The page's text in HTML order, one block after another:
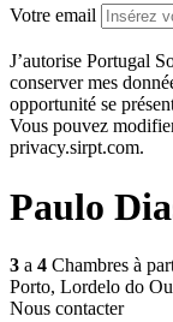
Votre email
J’autorise Portugal
conserver mes
opportunité se
Vous pouvez
privacy.sirpt.com.
Paulo
3 a 4 Chambres à
Porto, Lordelo do
Nous contacter